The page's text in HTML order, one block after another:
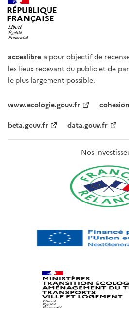
RÉPUBLIQUE
FRANÇAISE
acceslibre a pour objectif de
les lieux recevant du public et de
le plus largement possible.
www.ecologie.gouv.fr
beta.gouv.fr
data.gouv.fr
Nos